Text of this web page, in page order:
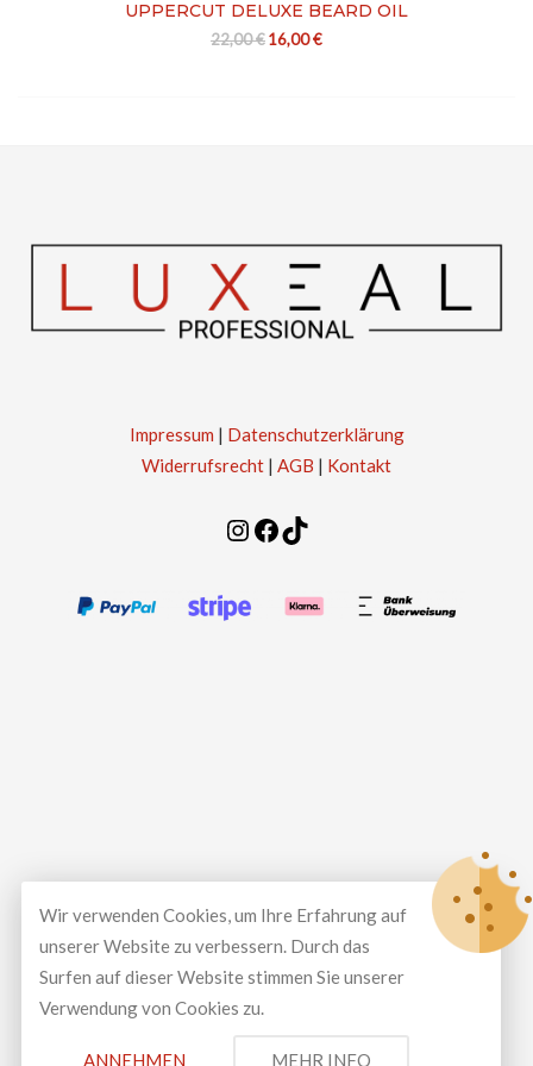
UPPERCUT DELUXE BEARD OIL
22,00€Ursprünglicher Preis war: 22,00 €
16,00€Aktueller Preis ist: 16,00 €.
Impressum | Datenschutzerklärung
Widerrufsrecht | AGB | Kontakt
Instagram
Facebook
Wir verwenden Cookies, um Ihre Erfahrung auf
unserer Website zu verbessern. Durch das
Surfen auf dieser Website stimmen Sie unserer
Verwendung von Cookies zu.
ANNEHMEN MEHR INFO